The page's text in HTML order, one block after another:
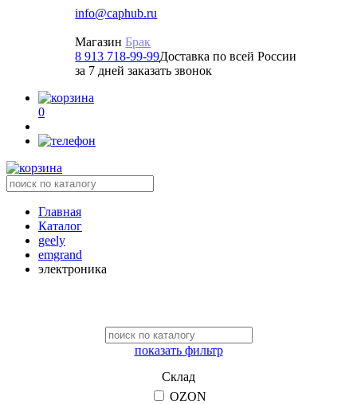
info@caphub.ru
Магазин Брак
8 913 718-99-99Доставка по всей России
за 7 дней заказать звонок
0
Главная
Каталог
geely
emgrand
электроника
показать фильтр
Склад
OZON